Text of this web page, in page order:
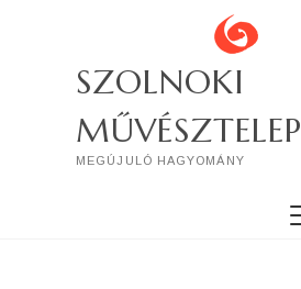
SZOLNOKI
MŰVÉSZTELEP
MEGÚJULÓ HAGYOMÁNY